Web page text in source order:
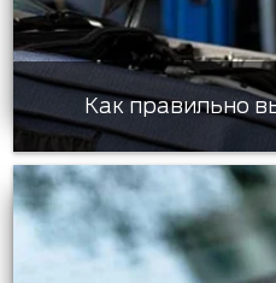
Как правильно